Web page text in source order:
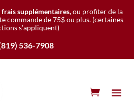
frais supplémentaires,ou profiter de la
commande de 75$ ou plus. (certaines
s’appliquent)
536-7908